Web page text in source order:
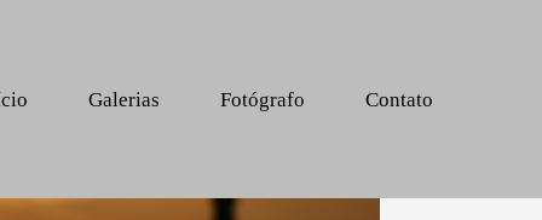
Galerias Fotógrafo Contato